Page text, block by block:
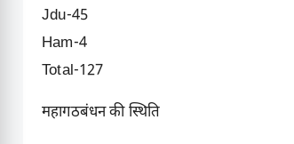
Jdu-45
Ham-4
Total-127
महागठबंधन की स्थिति